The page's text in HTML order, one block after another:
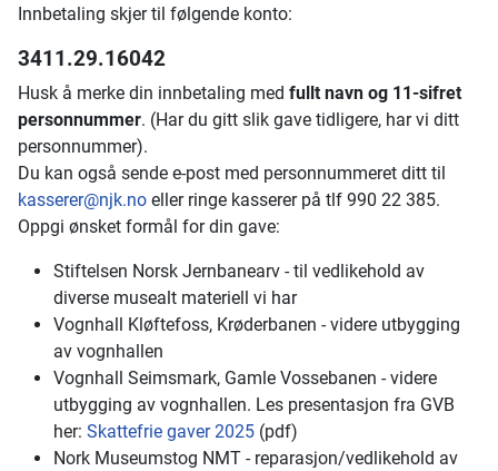
Innbetaling skjer til følgende konto:
3411.29.16042
Husk å merke din innbetaling med fullt navn og 11-sifret
personnummer. (Har du gitt slik gave tidligere, har vi ditt
personnummer).
Du kan også sende e-post med personnummeret ditt til
kasserer@njk.no eller ringe kasserer på tlf 990 22 385.
Oppgi ønsket formål for din gave:
Stiftelsen Norsk Jernbanearv - til vedlikehold av
diverse musealt materiell vi har
Vognhall Kløftefoss, Krøderbanen - videre utbygging
av vognhallen
Vognhall Seimsmark, Gamle Vossebanen - videre
utbygging av vognhallen. Les presentasjon fra GVB
her: Skattefrie gaver 2025 (pdf)
Nork Museumstog NMT - reparasjon/vedlikehold av